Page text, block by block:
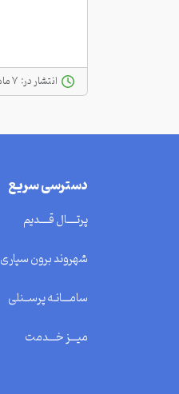
انتشار در:
دسترسی سریع
پرتــــال قــــدیم
شهروند برون سپاری
سامـــانـه پرســنلی
میـــز خـــدمت